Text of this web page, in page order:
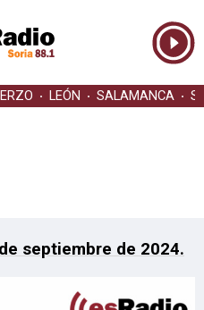
LEÓN SALAMANCA
septiembre de 2024.